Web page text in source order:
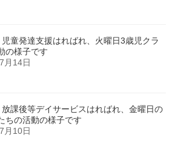
童発達支援はればれ、火曜日3歳児クラ
の様子です
月14日
課後等デイサービスはればれ、金曜日の
ちの活動の様子です
月10日